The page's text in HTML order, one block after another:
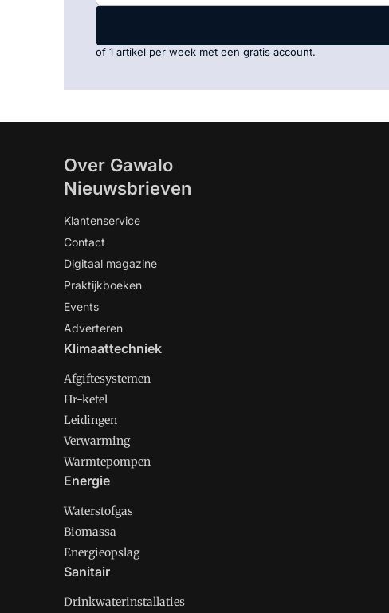
of 1 artikel per week met een gratis account.
Over Gawalo
Nieuwsbrieven
Klantenservice
Contact
Digitaal magazine
Praktijkboeken
Events
Adverteren
Klimaattechniek
Afgiftesystemen
Hr-ketel
Leidingen
Verwarming
Warmtepompen
Energie
Waterstofgas
Biomassa
Energieopslag
Sanitair
Drinkwaterinstallaties